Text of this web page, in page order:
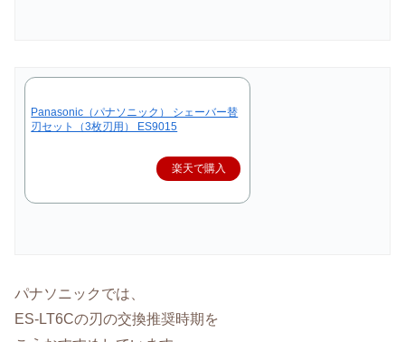
Panasonic（パナソニック） シェーバー替
刃セット（3枚刃用） ES9015
楽天で購入
パナソニックでは、
ES-LT6Cの刃の交換推奨時期を